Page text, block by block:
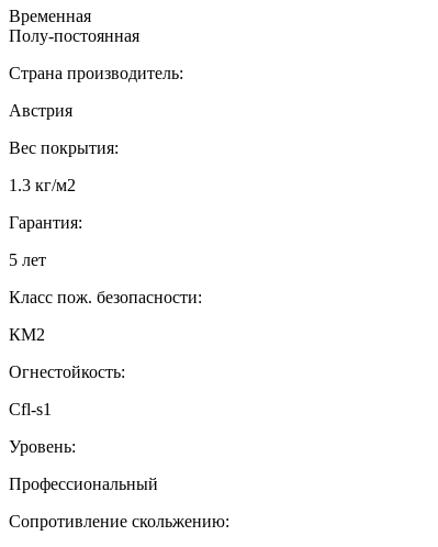
Временная
Полу-постоянная
Страна производитель:
Австрия
Вес покрытия:
1.3 кг/м2
Гарантия:
5 лет
Класс пож. безопасности:
КМ2
Огнестойкость:
Cfl-s1
Уровень:
Профессиональный
Сопротивление скольжению: